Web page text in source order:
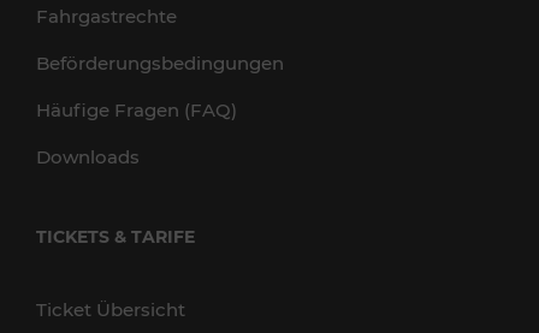
Fahrgastrechte
Beförderungsbedingungen
Häufige Fragen (FAQ)
Downloads
TICKETS & TARIFE
Ticket Übersicht